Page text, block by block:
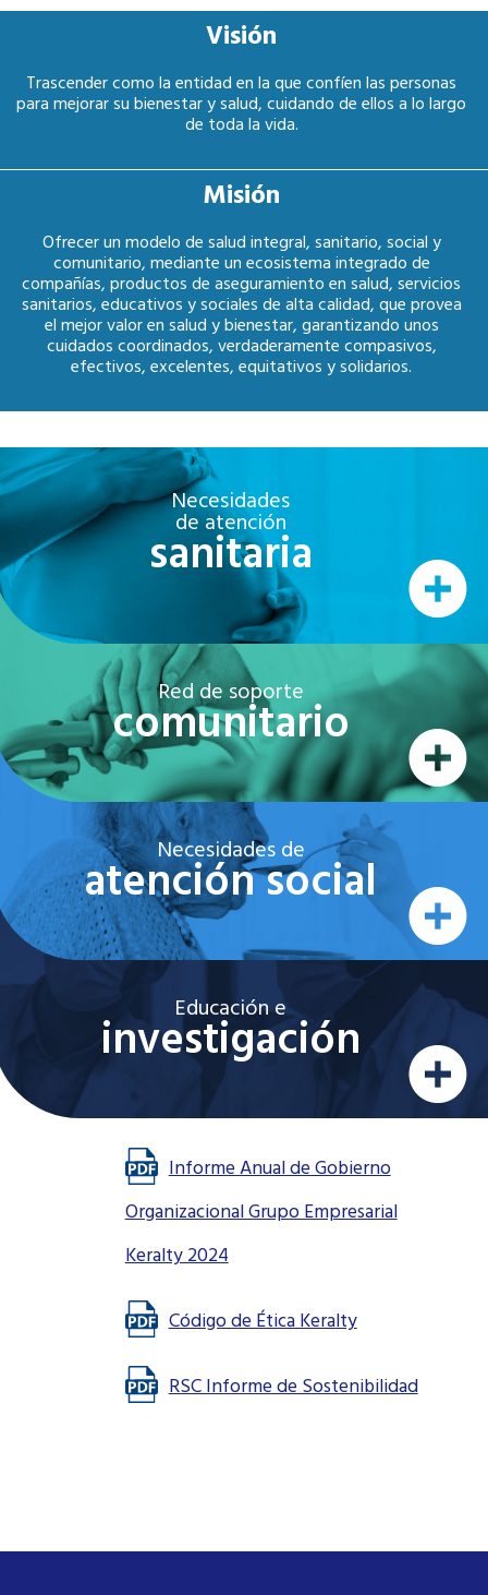
Visión
Trascender como la entidad en la que confíen las personas
para mejorar su bienestar y salud, cuidando de ellos a lo largo
de toda la vida.
Misión
Ofrecer un modelo de salud integral, sanitario, social y
comunitario, mediante un ecosistema integrado de
compañías, productos de aseguramiento en salud, servicios
sanitarios, educativos y sociales de alta calidad, que provea
el mejor valor en salud y bienestar, garantizando unos
cuidados coordinados, verdaderamente compasivos,
efectivos, excelentes, equitativos y solidarios.
Necesidades
de atención
sanitaria
Red de soporte
comunitario
Necesidades de
atención social
Educación e
investigación
Informe Anual de Gobierno
Organizacional Grupo Empresarial
Keralty 2024
Código de Ética Keralty
RSC Informe de Sostenibilidad